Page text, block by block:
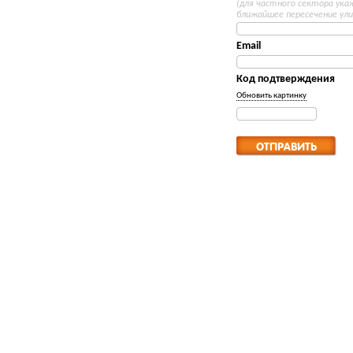
(для частного сектора
ближайшее пересечение
Email
Код подтверждения
Обновить картинку